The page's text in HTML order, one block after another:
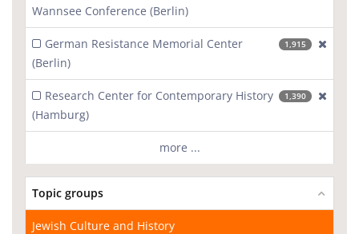
Wannsee Conference (Berlin)
German Resistance Memorial Center
(Berlin)
1,915
Research Center for Contemporary History
(Hamburg)
1,390
more ...
Topic groups
Jewish Culture and History